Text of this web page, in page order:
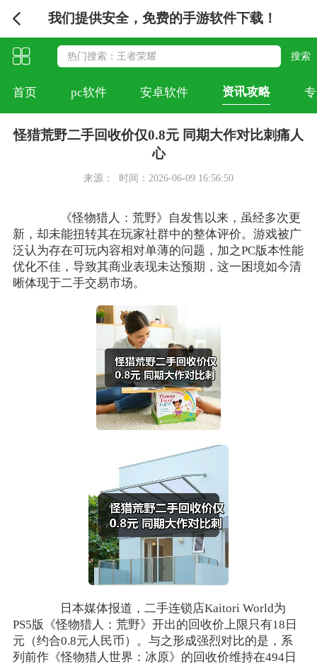
我们提供安全，免费的手游软件下载！
首页 pc软件 安卓软件 资讯攻略
怪猎荒野二手回收价仅0.8元 同期大作对比刺痛人
心
来源： 时间：2026-06-09 16:56:50
《怪物猎人：荒野》自发售以来，虽经多次更
新，却未能扭转其在玩家社群中的整体评价。游戏被广
泛认为存在可玩内容相对单薄的问题，加之PC版本性能
优化不佳，导致其商业表现未达预期，这一困境如今清
晰体现于二手交易市场。
日本媒体报道，二手连锁店Kaitori World为
PS5版《怪物猎人：荒野》开出的回收价上限只有18日
元（约合0.8元人民币）。与之形成强烈对比的是，系
列前作《怪物猎人世界：冰原》的回收价维持在494日